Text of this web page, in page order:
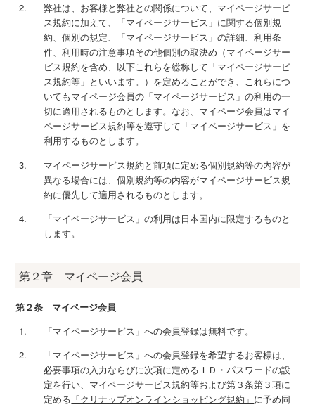
弊社は、お客様と弊社との関係について、マイページサービ
ス規約に加えて、「マイページサービス」に関する個別規
約、個別の規定、「マイページサービス」の詳細、利用条
件、利用時の注意事項その他個別の取決め（マイページサー
ビス規約を含め、以下これらを総称して「マイページサービ
ス規約等」といいます。）を定めることができ、これらにつ
いてもマイページ会員の「マイページサービス」の利用の一
切に適用されるものとします。なお、マイページ会員はマイ
ページサービス規約等を遵守して「マイページサービス」を
利用するものとします。
マイページサービス規約と前項に定める個別規約等の内容が
異なる場合には、個別規約等の内容がマイページサービス規
約に優先して適用されるものとします。
「マイページサービス」の利用は日本国内に限定するものと
します。
第２章 マイページ会員
第２条 マイページ会員
「マイページサービス」への会員登録は無料です。
「マイページサービス」への会員登録を希望するお客様は、
必要事項の入力ならびに次項に定めるＩＤ・パスワードの設
定を行い、マイページサービス規約等および第３条第３項に
定める 「クリナップオンラインショッピング規約」 に予め同